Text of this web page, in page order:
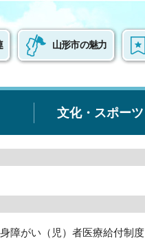
山形市の魅力
文化・スポーツ
障がい（児）者医療給付制度